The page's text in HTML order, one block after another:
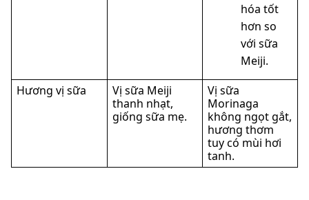
hóa tốt
hơn so
với sữa
Meiji.
Hương vị sữa
Vị sữa Meiji
thanh nhạt,
giống sữa mẹ.
Vị sữa
Morinaga
không ngọt gắt,
hương thơm
tuy có mùi hơi
tanh.